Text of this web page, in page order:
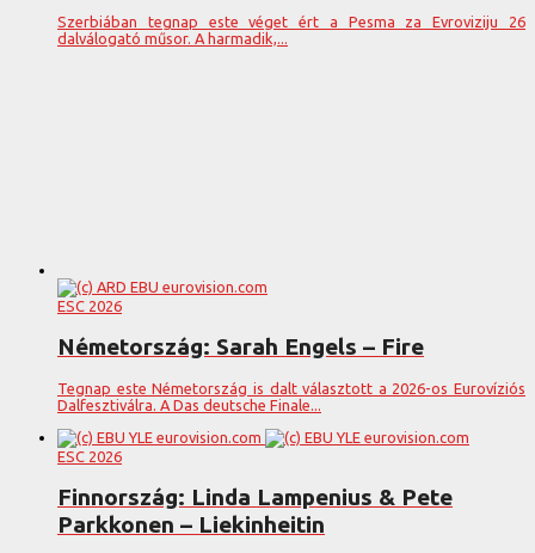
Szerbiában tegnap este véget ért a Pesma za Evroviziju 26
dalválogató műsor. A harmadik,...
ESC 2026
Németország: Sarah Engels – Fire
Tegnap este Németország is dalt választott a 2026-os Eurovíziós
Dalfesztiválra. A Das deutsche Finale...
ESC 2026
Finnország: Linda Lampenius & Pete
Parkkonen – Liekinheitin